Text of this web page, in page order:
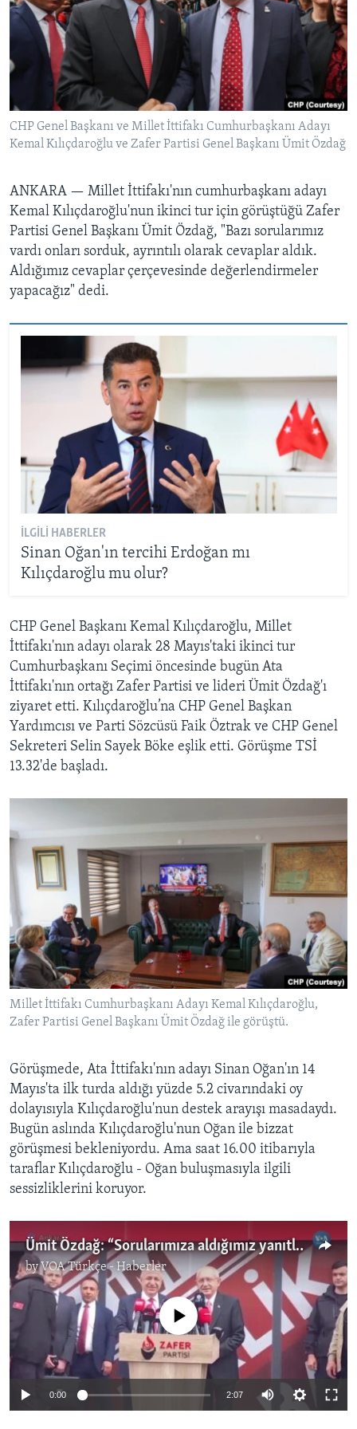
HAYATTAN
SANAT
BIZI TAKIP EDIN
Diller
CHP Genel Başkanı ve Millet İttifakı Cumhurbaşkanı Adayı
Kemal Kılıçdaroğlu ve Zafer Partisi Genel Başkanı Ümit Özdağ
ANKARA — Millet İttifakı'nın cumhurbaşkanı adayı
Kemal Kılıçdaroğlu'nun ikinci tur için görüştüğü Zafer
Partisi Genel Başkanı Ümit Özdağ, "Bazı sorularımız
vardı onları sorduk, ayrıntılı olarak cevaplar aldık.
Aldığımız cevaplar çerçevesinde değerlendirmeler
yapacağız" dedi.
İLGILI HABERLER
Sinan Oğan'ın tercihi Erdoğan mı
Kılıçdaroğlu mu olur?
CHP Genel Başkanı Kemal Kılıçdaroğlu, Millet
İttifakı'nın adayı olarak 28 Mayıs'taki ikinci tur
Cumhurbaşkanı Seçimi öncesinde bugün Ata
İttifakı'nın ortağı Zafer Partisi ve lideri Ümit Özdağ'ı
ziyaret etti. Kılıçdaroğlu’na CHP Genel Başkan
Yardımcısı ve Parti Sözcüsü Faik Öztrak ve CHP Genel
Sekreteri Selin Sayek Böke eşlik etti. Görüşme TSİ
13.32'de başladı.
Millet İttifakı Cumhurbaşkanı Adayı Kemal Kılıçdaroğlu,
Zafer Partisi Genel Başkanı Ümit Özdağ ile görüştü.
Görüşmede, Ata İttifakı'nın adayı Sinan Oğan'ın 14
Mayıs'ta ilk turda aldığı yüzde 5.2 civarındaki oy
dolayısıyla Kılıçdaroğlu'nun destek arayışı masadaydı.
Bugün aslında Kılıçdaroğlu'nun Oğan ile bizzat
görüşmesi bekleniyordu. Ama saat 16.00 itibarıyla
taraflar Kılıçdaroğlu - Oğan buluşmasıyla ilgili
sessizliklerini koruyor.
Ümit Özdağ: “Sorularımıza aldığımız yanıtları değerlendireceğiz”
byVOA Türkçe - Haberler
No media source currently available
0:00 2:07